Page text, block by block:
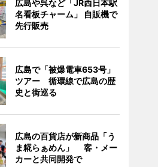
広島や呉など「JR西日本駅
名看板チャーム」 自販機で
先行販売
広島で「被爆電車653号」
ツアー 循環線で広島の歴
史と街巡る
広島の百貨店が新商品「う
ま糀らぁめん」 客・メー
カーと共同開発で